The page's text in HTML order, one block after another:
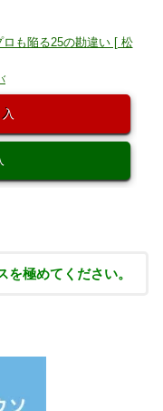
も陥る25の勘違い [ 松
を極めてください。